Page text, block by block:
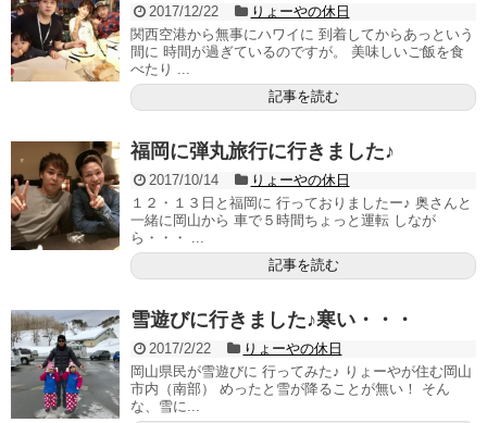
2017/12/22
りょーやの休日
関西空港から無事にハワイに 到着してからあっという
間に 時間が過ぎているのですが。 美味しいご飯を食
べたり ...
記事を読む
福岡に弾丸旅行に行きました♪
2017/10/14
りょーやの休日
１２・１３日と福岡に 行っておりましたー♪ 奥さんと
一緒に岡山から 車で５時間ちょっと運転 しなが
ら・・・ ...
記事を読む
雪遊びに行きました♪寒い・・・
2017/2/22
りょーやの休日
岡山県民が雪遊びに 行ってみた♪ りょーやが住む岡山
市内（南部） めったと雪が降ることが無い！ そん
な、雪に...